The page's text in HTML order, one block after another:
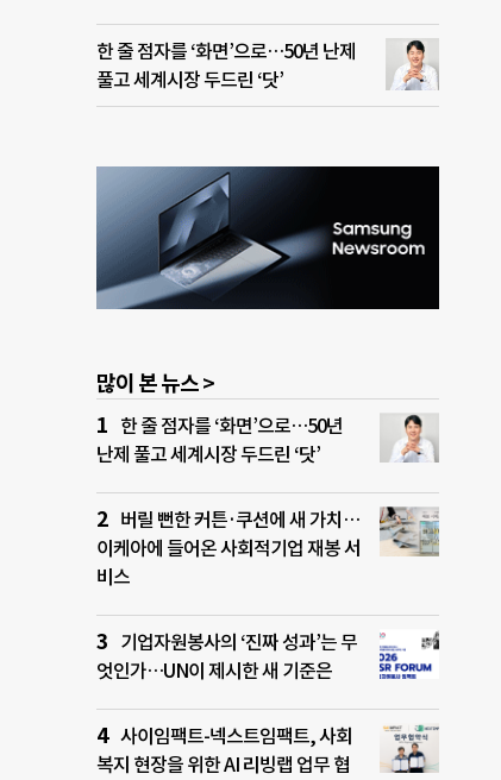
한 줄 점자를 ‘화면’으로…50년 난제
풀고 세계시장 두드린 ‘닷’
많이 본 뉴스 >
한 줄 점자를 ‘화면’으로…50년
난제 풀고 세계시장 두드린 ‘닷’
버릴 뻔한 커튼·쿠션에 새 가치…
이케아에 들어온 사회적기업 재봉 서
비스
기업자원봉사의 ‘진짜 성과’는 무
엇인가…UN이 제시한 새 기준은
사이임팩트-넥스트임팩트, 사회
복지 현장을 위한 AI 리빙랩 업무 협